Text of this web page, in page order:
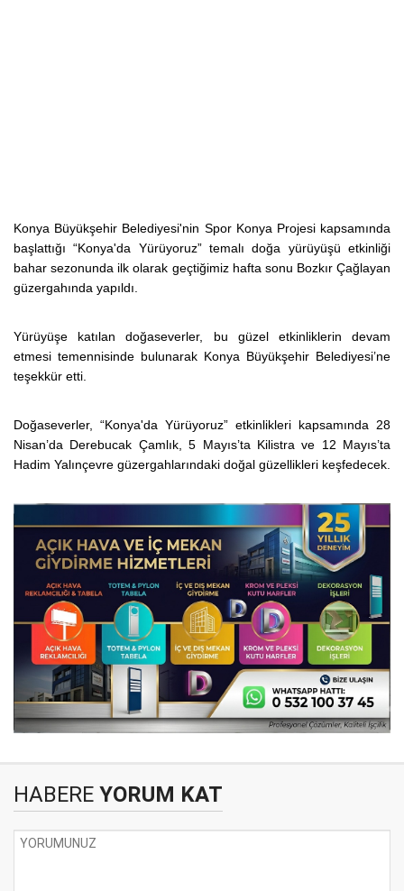
Konya Büyükşehir Belediyesi'nin Spor Konya Projesi kapsamında
başlattığı “Konya'da Yürüyoruz” temalı doğa yürüyüşü etkinliği
bahar sezonunda ilk olarak geçtiğimiz hafta sonu Bozkır Çağlayan
güzergahında yapıldı.
Yürüyüşe katılan doğaseverler, bu güzel etkinliklerin devam
etmesi temennisinde bulunarak Konya Büyükşehir Belediyesi’ne
teşekkür etti.
Doğaseverler, “Konya'da Yürüyoruz” etkinlikleri kapsamında 28
Nisan’da Derebucak Çamlık, 5 Mayıs’ta Kilistra ve 12 Mayıs’ta
Hadim Yalınçevre güzergahlarındaki doğal güzellikleri keşfedecek.
HABERE YORUM KAT